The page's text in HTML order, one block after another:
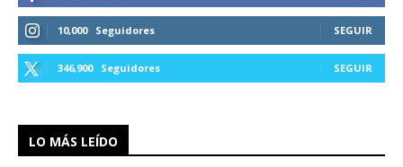
10,000 Seguidores SEGUIR
346,900 Seguidores SEGUIR
LO MÁS LEÍDO